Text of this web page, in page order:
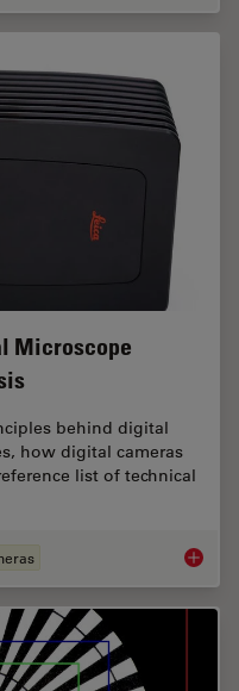
Microscope
behind digital
how digital cameras
list of technical